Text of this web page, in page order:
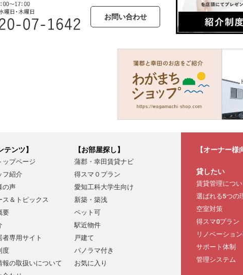
お問い合わせ
テンツ】
ップページ
フ紹介
の声
ス＆トピックス
要
者専用サイト
度
報の取扱いについて
【お部屋探し】
蒲郡・幸田賃貸ナビ
得スマ０プラン
愛知工科大学生向け
新築・築浅
ペット可
駅近物件
戸建て
パノラマ付き
お気に入り
【オーナー様
貸したい
賃貸管理につ
選ばれる5つの
空室対策
得スマ0プラン
リノベーション
サポート体制
管理システム